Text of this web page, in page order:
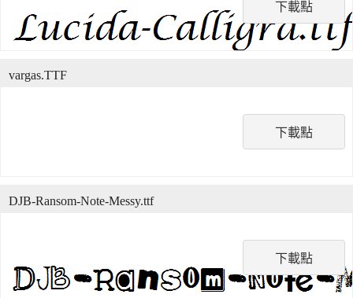
下載點
下載點
vargas.TTF
下載點
DJB-Ransom-Note-Messy.ttf